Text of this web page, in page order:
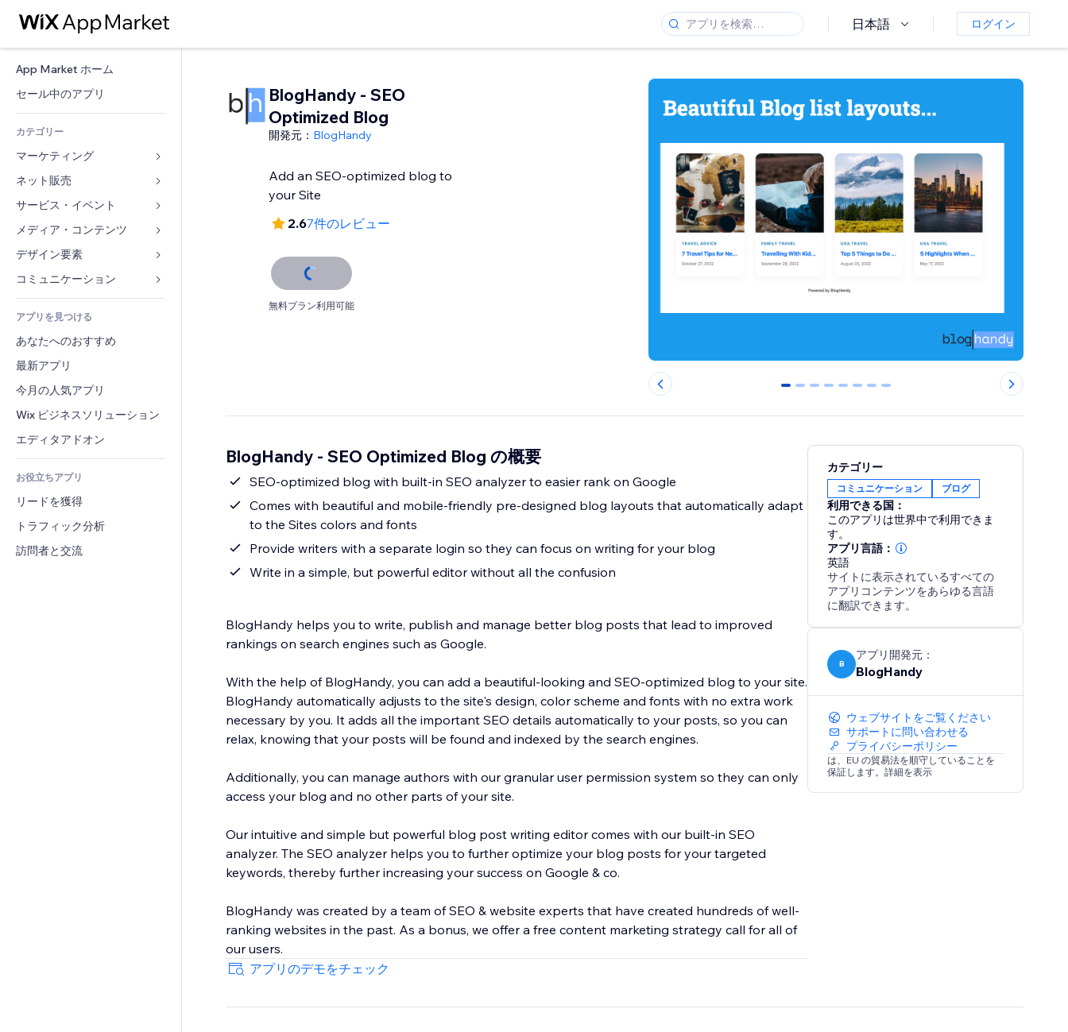
日本語 ログイン
App Market ホーム
セール中のアプリ
カテゴリー
マーケティング
広告
モバイル
アクセス解析
リスティング広告
メール
コンバージョン
ネット販売
ストア用アプリ
発送・配達
販売ボタン
会計
クーポン・特典
倉庫管理ソリューション
ドロップシッピング
食品・飲料
サービス・イベント
ホテル
イベント
レストラン
不動産
ブッキング
メディア・コンテンツ
ギャラリー
音楽
ポッドキャスト
写真
動画
PDF
ファイル共有
ニュース
デザイン要素
マップ・ナビ
プライバシー・セキュリティ
時計
ページテンプレート
画像効果
ボタン・メニュー
バナー・バッジ
電卓
検索
天気
チャート・テーブル
フォーム
ブログ
投票
チャット
コメント
電話
コミュニティィ
レビュー・お客さまの声
CRM
アプリを見つける
あなたへのおすすめ
最新アプリ
今月の人気アプリ
Wix ビジネスソリューション
エディタアドオン
お役立ちアプリ
リードを獲得
トラフィック分析
訪問者と交流
BlogHandy ‑ SEO
Optimized Blog
開発元： BlogHandy
Add an SEO-optimized blog to
your Site
2.67件のレビュー
無料プラン利用可能
0 1 2 3 4 5 6 7
BlogHandy ‑ SEO Optimized Blog の概要
SEO-optimized blog with built-in SEO analyzer to easier rank on Google
Comes with beautiful and mobile-friendly pre-designed blog layouts that automatically adapt
to the Sites colors and fonts
Provide writers with a separate login so they can focus on writing for your blog
Write in a simple, but powerful editor without all the confusion
BlogHandy helps you to write, publish and manage better blog posts that lead to improved
rankings on search engines such as Google.
With the help of BlogHandy, you can add a beautiful-looking and SEO-optimized blog to your site.
BlogHandy automatically adjusts to the site's design, color scheme and fonts with no extra work
necessary by you. It adds all the important SEO details automatically to your posts, so you can
relax, knowing that your posts will be found and indexed by the search engines.
Additionally, you can manage authors with our granular user permission system so they can only
access your blog and no other parts of your site.
Our intuitive and simple but powerful blog post writing editor comes with our built-in SEO
analyzer. The SEO analyzer helps you to further optimize your blog posts for your targeted
keywords, thereby further increasing your success on Google & co.
BlogHandy was created by a team of SEO & website experts that have created hundreds of well-
ranking websites in the past. As a bonus, we offer a free content marketing strategy call for all of
our users.
アプリのデモをチェック
カテゴリー
コミュニケーション ブログ
利用できる国：
このアプリは世界中で利用できま
す。
アプリ言語：
英語
サイトに表示されているすべての
アプリコンテンツをあらゆる言語
に翻訳できます。
B
アプリ開発元：
BlogHandy
ウェブサイトをご覧ください
サポートに問い合わせる
プライバシーポリシー
は、EU の貿易法を順守していることを
保証します。詳細を表示